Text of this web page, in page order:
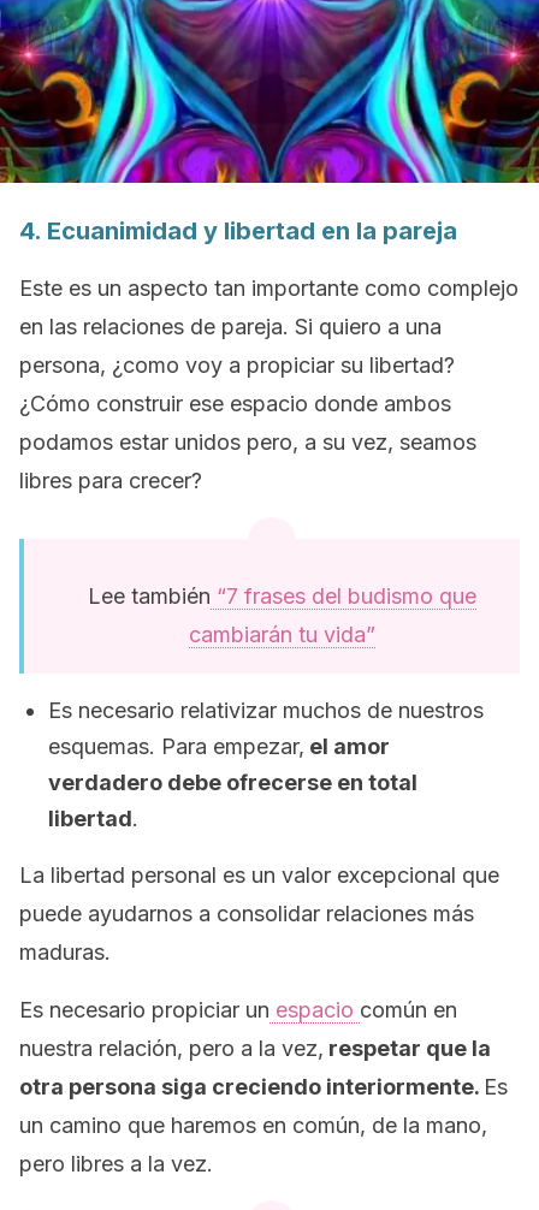
4. Ecuanimidad y libertad en la pareja
Este es un aspecto tan importante como complejo
en las relaciones de pareja. Si quiero a una
persona, ¿como voy a propiciar su libertad?
¿Cómo construir ese espacio donde ambos
podamos estar unidos pero, a su vez, seamos
libres para crecer?
Lee también “7 frases del budismo que
cambiarán tu vida”
Es necesario relativizar muchos de nuestros
esquemas. Para empezar, el amor
verdadero debe ofrecerse en total
libertad.
La libertad personal es un valor excepcional que
puede ayudarnos a consolidar relaciones más
maduras.
Es necesario propiciar un espacio común en
nuestra relación, pero a la vez, respetar que la
otra persona siga creciendo interiormente. Es
un camino que haremos en común, de la mano,
pero libres a la vez.